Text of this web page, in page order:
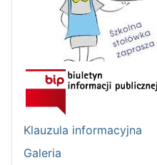
Klauzula informacyjna
Galeria